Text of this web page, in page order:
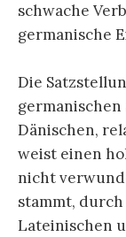
schwache
germanische
Die
Dänischen,
weist einen
nicht
stammt,
Lateinischen